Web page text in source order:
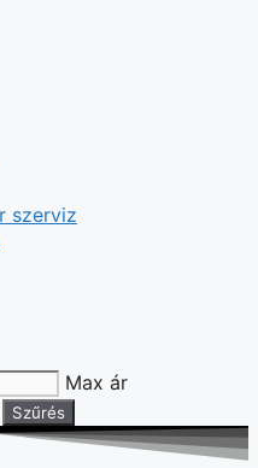
szerviz
Max ár
Szűrés